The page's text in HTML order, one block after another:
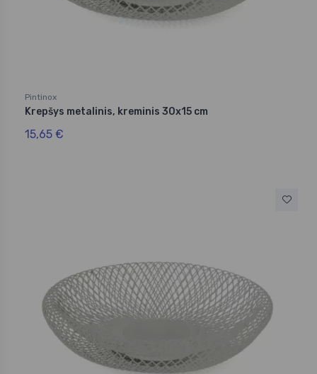
Pintinox
Krepšys metalinis, kreminis 30x15 cm
15,65 €